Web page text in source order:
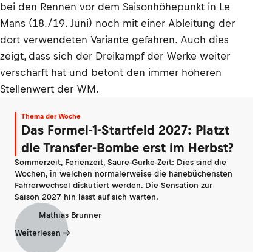
bei den Rennen vor dem Saisonhöhepunkt in Le
Mans (18./19. Juni) noch mit einer Ableitung der
dort verwendeten Variante gefahren. Auch dies
zeigt, dass sich der Dreikampf der Werke weiter
verschärft hat und betont den immer höheren
Stellenwert der WM.
Thema der Woche
Das Formel-1-Startfeld 2027: Platzt
die Transfer-Bombe erst im Herbst?
Sommerzeit, Ferienzeit, Saure-Gurke-Zeit: Dies sind die
Wochen, in welchen normalerweise die hanebüchensten
Fahrerwechsel diskutiert werden. Die Sensation zur
Saison 2027 hin lässt auf sich warten.
Mathias Brunner
Weiterlesen